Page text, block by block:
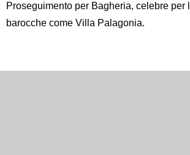
Proseguimento per Bagheria, celebre per
barocche come Villa Palagonia.